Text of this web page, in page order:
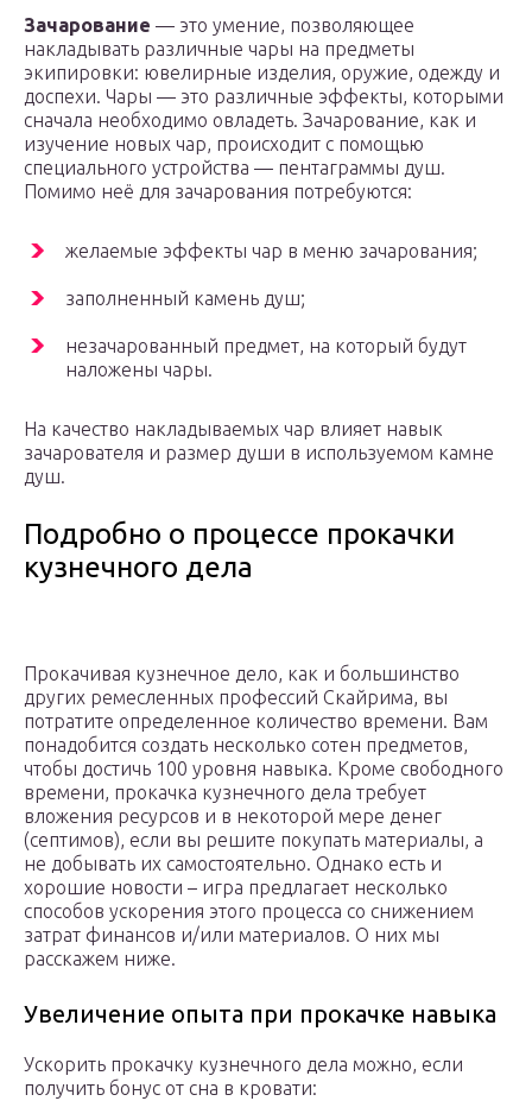
Зачарование — это умение, позволяющее
накладывать различные чары на предметы
экипировки: ювелирные изделия, оружие, одежду и
доспехи. Чары — это различные эффекты, которыми
сначала необходимо овладеть. Зачарование, как и
изучение новых чар, происходит с помощью
специального устройства — пентаграммы душ.
Помимо неё для зачарования потребуются:
желаемые эффекты чар в меню зачарования;
заполненный камень душ;
незачарованный предмет, на который будут
наложены чары.
На качество накладываемых чар влияет навык
зачарователя и размер души в используемом камне
душ.
Подробно о процессе прокачки
кузнечного дела
Прокачивая кузнечное дело, как и большинство
других ремесленных профессий Скайрима, вы
потратите определенное количество времени. Вам
понадобится создать несколько сотен предметов,
чтобы достичь 100 уровня навыка. Кроме свободного
времени, прокачка кузнечного дела требует
вложения ресурсов и в некоторой мере денег
(септимов), если вы решите покупать материалы, а
не добывать их самостоятельно. Однако есть и
хорошие новости – игра предлагает несколько
способов ускорения этого процесса со снижением
затрат финансов и/или материалов. О них мы
расскажем ниже.
Увеличение опыта при прокачке навыка
Ускорить прокачку кузнечного дела можно, если
получить бонус от сна в кровати: